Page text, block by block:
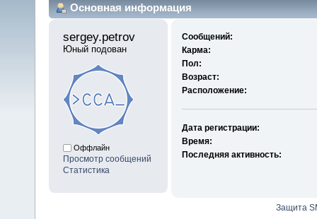
Основная информация
sergey.petrov
Юный подован
Оффлайн
Просмотр сообщений
Статистика
Сообщений:
Карма:
Пол:
Возраст:
Расположение:
Дата регистрации:
Время:
Последняя активность:
Защита